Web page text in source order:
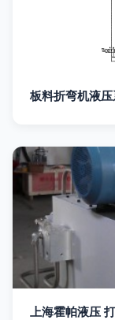
板料折弯机液
上海霍帕液压